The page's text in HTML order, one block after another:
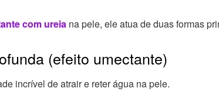
com ureia na pele, ele atua de duas formas
(efeito umectante)
incrível de atrair e reter água na pele.